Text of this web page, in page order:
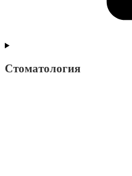
Стоматология